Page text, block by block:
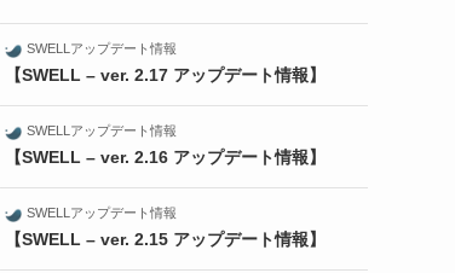
SWELLアップデート情報
【SWELL – ver. 2.17 アップデート情報】
SWELLアップデート情報
【SWELL – ver. 2.16 アップデート情報】
SWELLアップデート情報
【SWELL – ver. 2.15 アップデート情報】